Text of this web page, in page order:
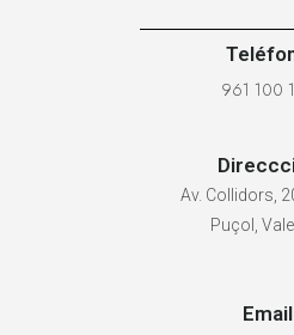
961 100
Av. Collidors,
Puçol,
Email